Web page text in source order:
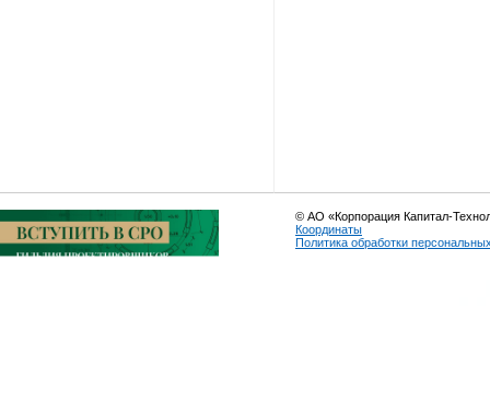
© АО «Корпорация Капитал-
Координаты
Политика обработки